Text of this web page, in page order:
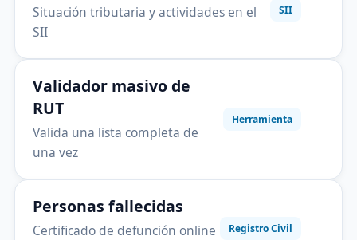
Situación tributaria y actividades en el
SII
SII
Validador masivo de
RUT
Valida una lista completa de
una vez
Herramienta
Personas fallecidas
Certificado de defunción online
Registro Civil